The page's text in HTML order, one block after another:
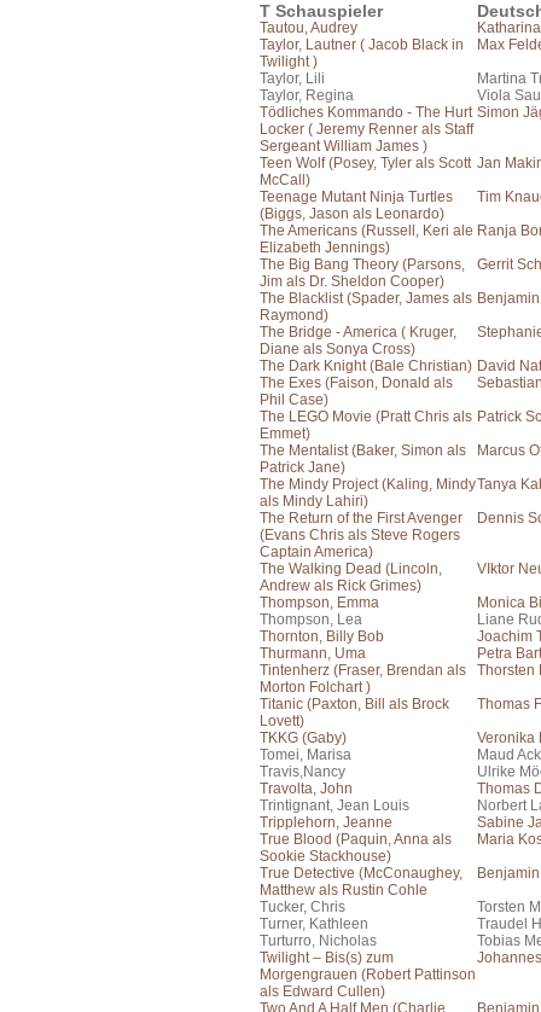
T Schauspieler
Tautou, Audrey
Taylor, Lautner ( Jacob Black in
Twilight )
Max
Taylor, Lili
Martina
Taylor, Regina
Viola
Tödliches Kommando - The Hurt
Locker ( Jeremy Renner als Staff
Sergeant William James )
Simon
Teen Wolf (Posey, Tyler als Scott
McCall)
Jan
Teenage Mutant Ninja Turtles
(Biggs, Jason als Leonardo)
Tim
The Americans (Russell, Keri ale
Elizabeth Jennings)
Ranja
The Big Bang Theory (Parsons,
Jim als Dr. Sheldon Cooper)
Gerrit
The Blacklist (Spader, James als
Raymond)
The Bridge - America ( Kruger,
Diane als Sonya Cross)
The Dark Knight (Bale Christian) David
The Exes (Faison, Donald als
Phil Case)
The LEGO Movie (Pratt Chris als
Emmet)
Patrick
The Mentalist (Baker, Simon als
Patrick Jane)
Marcus
The Mindy Project (Kaling, Mindy
als Mindy Lahiri)
Tanya
The Return of the First Avenger
(Evans Chris als Steve Rogers
Captain America)
Dennis
The Walking Dead (Lincoln,
Andrew als Rick Grimes)
VIktor
Thompson, Emma
Monica
Thompson, Lea
Liane
Thornton, Billy Bob
Joachim
Thurmann, Uma
Petra
Tintenherz (Fraser, Brendan als
Morton Folchart )
Thorsten
Titanic (Paxton, Bill als Brock
Lovett)
Thomas
TKKG (Gaby)
Veronika
Tomei, Marisa
Maud
Travis,Nancy
Ulrike
Travolta, John
Thomas
Trintignant, Jean Louis
Norbert
Tripplehorn, Jeanne
Sabine
True Blood (Paquin, Anna als
Sookie Stackhouse)
Maria
True Detective (McConaughey,
Matthew als Rustin Cohle
Tucker, Chris
Torsten
Turner, Kathleen
Traudel
Turturro, Nicholas
Tobias
Twilight – Bis(s) zum
Morgengrauen (Robert Pattinson
als Edward Cullen)
Two And A Half Men (Charlie